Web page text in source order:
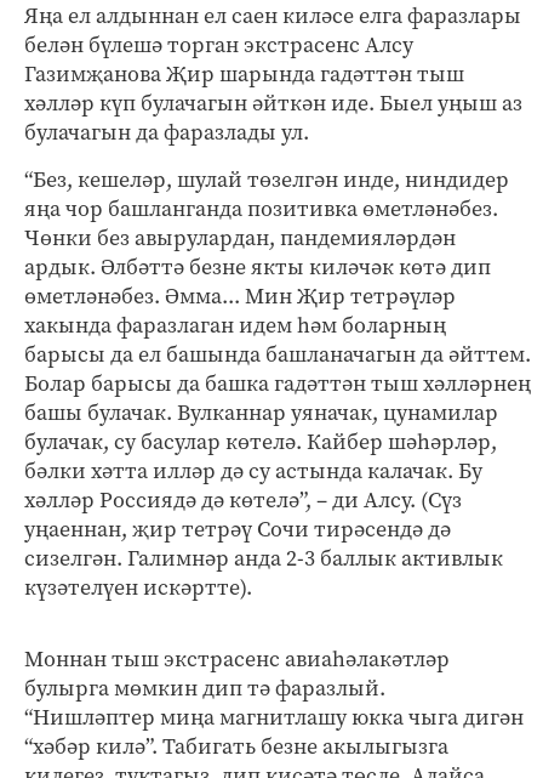
Яңа ел алдыннан ел саен киләсе елга фаразлары
белән бүлешә торган экстрасенс Алсу
Газимҗанова Җир шарында гадәттән тыш
хәлләр күп булачагын әйткән иде. Быел уңыш аз
булачагын да фаразлады ул.
“Без, кешеләр, шулай төзелгән инде, ниндидер
яңа чор башланганда позитивка өметләнәбез.
Чөнки без авырулардан, пандемияләрдән
ардык. Әлбәттә безне якты киләчәк көтә дип
өметләнәбез. Әмма... Мин Җир тетрәүләр
хакында фаразлаган идем һәм боларның
барысы да ел башында башланачагын да әйттем.
Болар барысы да башка гадәттән тыш хәлләрнең
башы булачак. Вулканнар уяначак, цунамилар
булачак, су басулар көтелә. Кайбер шәһәрләр,
бәлки хәтта илләр дә су астында калачак. Бу
хәлләр Россиядә дә көтелә”, – ди Алсу. (Сүз
уңаеннан, җир тетрәү Сочи тирәсендә дә
сизелгән. Галимнәр анда 2-3 баллык активлык
күзәтелүен искәртте).
Моннан тыш экстрасенс авиаһәлакәтләр
булырга мөмкин дип тә фаразлый.
“Нишләптер миңа магнитлашу юкка чыга дигән
“хәбәр килә”. Табигать безне акылыгызга